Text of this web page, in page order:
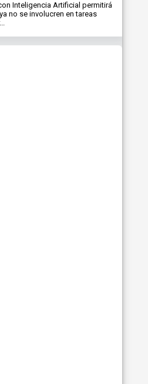
Inteligencia Artificial permitirá
no se involucren en tareas